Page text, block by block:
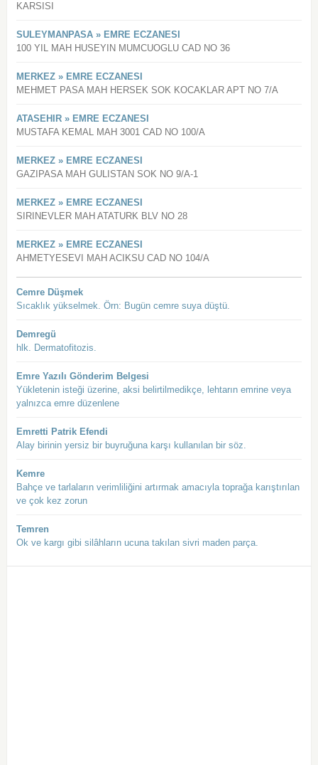
KARSISI
SULEYMANPASA » EMRE ECZANESI
100 YIL MAH HUSEYIN MUMCUOGLU CAD NO 36
MERKEZ » EMRE ECZANESI
MEHMET PASA MAH HERSEK SOK KOCAKLAR APT NO 7/A
ATASEHIR » EMRE ECZANESI
MUSTAFA KEMAL MAH 3001 CAD NO 100/A
MERKEZ » EMRE ECZANESI
GAZIPASA MAH GULISTAN SOK NO 9/A-1
MERKEZ » EMRE ECZANESI
SIRINEVLER MAH ATATURK BLV NO 28
MERKEZ » EMRE ECZANESI
AHMETYESEVI MAH ACIKSU CAD NO 104/A
Cemre Düşmek
Sıcaklık yükselmek. Örn: Bugün cemre suya düştü.
Demregü
hlk. Dermatofitozis.
Emre Yazılı Gönderim Belgesi
Yükletenin isteği üzerine, aksi belirtilmedikçe, lehtarın emrine veya
yalnızca emre düzenlene
Emretti Patrik Efendi
Alay birinin yersiz bir buyruğuna karşı kullanılan bir söz.
Kemre
Bahçe ve tarlaların verimliliğini artırmak amacıyla toprağa karıştırılan
ve çok kez zorun
Temren
Ok ve kargı gibi silâhların ucuna takılan sivri maden parça.